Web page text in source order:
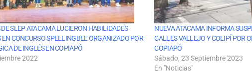
DE SLEP ATACAMA LUCIERON HABILIDADES
EN CONCURSO SPELLINGBEE ORGANIZADO POR
DE INGLÉS EN COPIAPÓ
2022
NUEVA ATACAMA INFORMA
CALLES VALLEJO Y COLIPÍ POR
COPIAPÓ
Sábado, 23 Septiembre 2023
En "Noticias"